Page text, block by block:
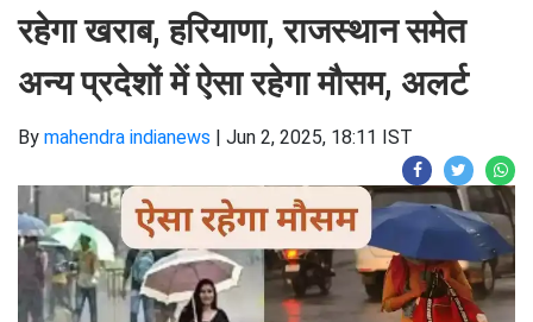
रहेगा खराब, हरियाणा, राजस्थान समेत
अन्य प्रदेशों में ऐसा रहेगा मौसम, अलर्ट
By mahendra indianews | Jun 2, 2025, 18:11 IST